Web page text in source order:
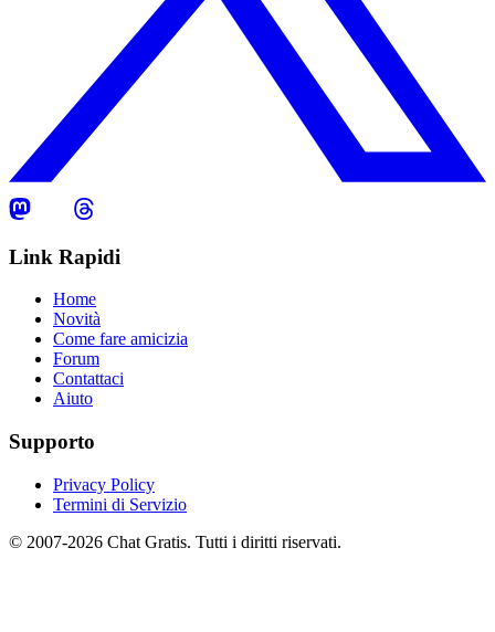
Link Rapidi
Home
Novità
Come fare amicizia
Forum
Contattaci
Aiuto
Supporto
Privacy Policy
Termini di Servizio
© 2007-2026 Chat Gratis. Tutti i diritti riservati.